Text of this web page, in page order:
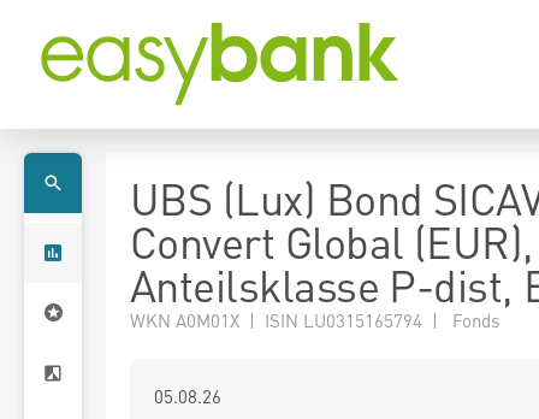
UBS (Lux) Bond
Convert Global (EUR),
Anteilsklasse P-dist,
WKN A0M01X | ISIN LU0315165794 | Fonds
05.08.26